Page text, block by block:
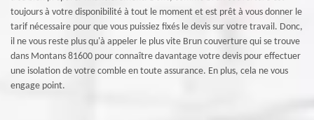
toujours à votre disponibilité à tout le moment et est prêt à vous donner le
tarif nécessaire pour que vous puissiez fixés le devis sur votre travail. Donc,
il ne vous reste plus qu'à appeler le plus vite Brun couverture qui se trouve
dans Montans 81600 pour connaître davantage votre devis pour effectuer
une isolation de votre comble en toute assurance. En plus, cela ne vous
engage point.